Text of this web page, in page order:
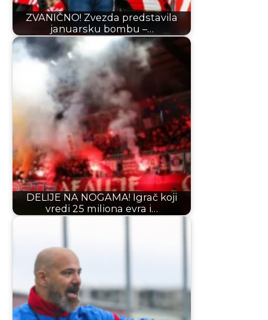
ZVANIČNO! Zvezda predstavila
januarsku bombu –…
DELIJE NA NOGAMA! Igrač koji
vredi 25 miliona evra i…